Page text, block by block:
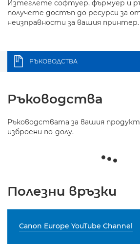
Изтеглете софтуер, фърмуер и
получете достъп до ресурси за
неизправности за вашия принтер.
РЪКОВОДСТВА
Ръководства
Ръководствата за вашия
изброени по-долу.
Полезни връзки
Canon Europe YouTube Channel